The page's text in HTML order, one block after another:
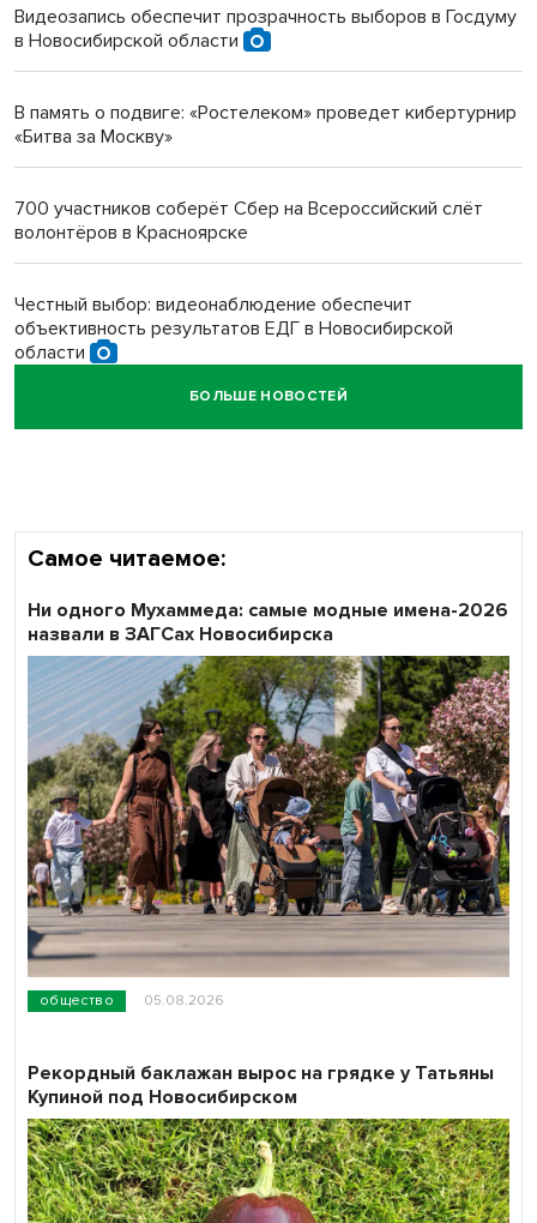
Инвалид получил условный срок за избиение врачей
Новосибирский преподаватель с женой вошли в топ-16
Обновлённое отделение ВТБ открылось в Искитиме
Видеозапись обеспечит прозрачность выборов в Госдуму
в Новосибирской области
В память о подвиге: «Ростелеком» проведет кибертурнир
«Битва за Москву»
700 участников соберёт Сбер на Всероссийский слёт
волонтёров в Красноярске
Честный выбор: видеонаблюдение обеспечит
объективность результатов ЕДГ в Новосибирской
области
Кибертанки пошли в бой: «Ростелеком» объявляет
БОЛЬШЕ НОВОСТЕЙ
Самое читаемое:
общество 05.08.2026
Ни одного Мухаммеда: самые модные имена-2026
назвали в ЗАГСах Новосибирска
Рекордный баклажан вырос на грядке у Татьяны
Купиной под Новосибирском